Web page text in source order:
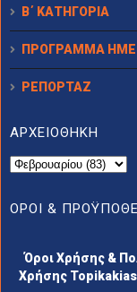
Β΄ ΚΑΤΗΓΟΡΙΑ
ΠΡΟΓΡΑΜΜΑ
ΡΕΠΟΡΤΑΖ
ΑΡΧΕΙΟΘΗΚΗ
ΟΡΟΙ &
Όροι Χρήσης &
Χρήσης